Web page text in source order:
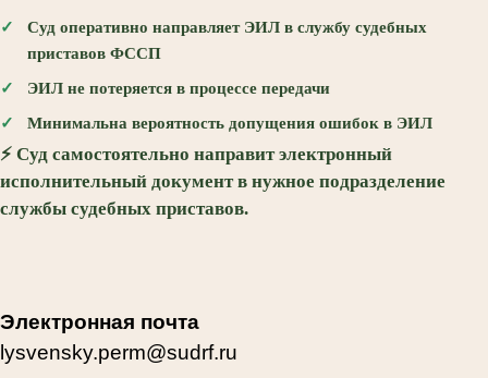
✓
Суд оперативно направляет ЭИЛ в службу судебных
приставов ФССП
✓
ЭИЛ не потеряется в процессе передачи
✓
Минимальна вероятность допущения ошибок в ЭИЛ
⚡ Суд самостоятельно направит электронный
исполнительный документ в нужное подразделение
службы судебных приставов.
Электронная почта
lysvensky.perm@sudrf.ru